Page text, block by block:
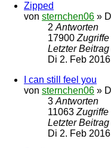
Zipped
von sternchen06 »
2 Antworten
17900 Zugriffe
Letzter Beitrag
Di 2. Feb
I can still feel you
von sternchen06 »
3 Antworten
11063 Zugriffe
Letzter Beitrag
Di 2. Feb